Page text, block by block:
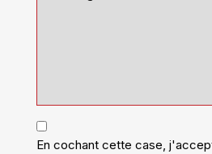
En cochant cette case,